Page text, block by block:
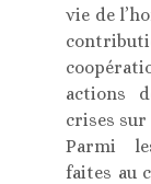
vie de
actions
crises
Parmi
faites au